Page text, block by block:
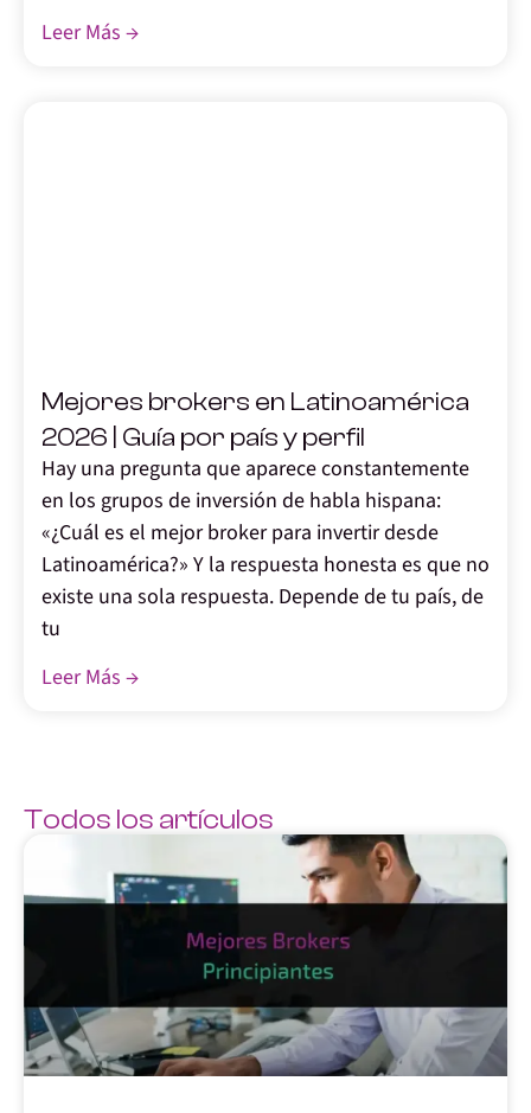
Leer Más →
Mejores brokers en Latinoamérica
2026 | Guía por país y perfil
Hay una pregunta que aparece constantemente
en los grupos de inversión de habla hispana:
«¿Cuál es el mejor broker para invertir desde
Latinoamérica?» Y la respuesta honesta es que no
existe una sola respuesta. Depende de tu país, de
tu
Leer Más →
Todos los artículos